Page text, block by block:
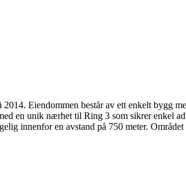
Eiendommen består av ett enkelt bygg
en unik nærhet til Ring 3 som sikrer enkel
innenfor en avstand på 750 meter.